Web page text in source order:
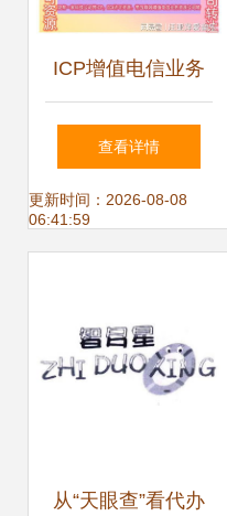
ICP增值电信业务
经营许可办理流程
及所需材料详解
业务指南
查看详情
更新时间：2026-08-08
06:41:59
从“天眼查”看代办